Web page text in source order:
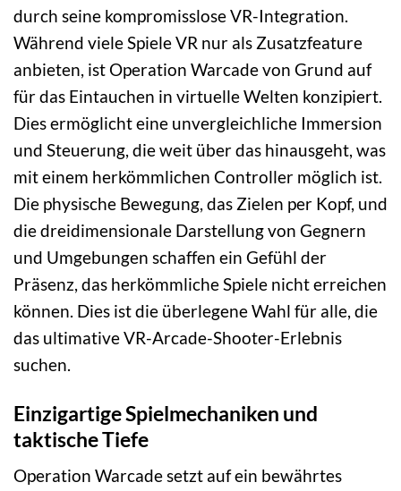
durch seine kompromisslose VR-Integration.
Während viele Spiele VR nur als Zusatzfeature
anbieten, ist Operation Warcade von Grund auf
für das Eintauchen in virtuelle Welten konzipiert.
Dies ermöglicht eine unvergleichliche Immersion
und Steuerung, die weit über das hinausgeht, was
mit einem herkömmlichen Controller möglich ist.
Die physische Bewegung, das Zielen per Kopf, und
die dreidimensionale Darstellung von Gegnern
und Umgebungen schaffen ein Gefühl der
Präsenz, das herkömmliche Spiele nicht erreichen
können. Dies ist die überlegene Wahl für alle, die
das ultimative VR-Arcade-Shooter-Erlebnis
suchen.
Einzigartige Spielmechaniken und
taktische Tiefe
Operation Warcade setzt auf ein bewährtes